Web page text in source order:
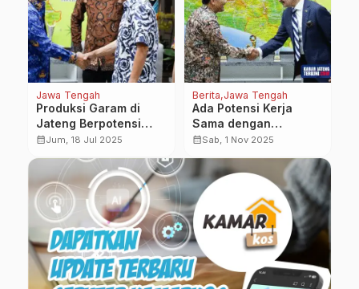
Jawa Tengah
Produksi Garam di
Jateng Berpotensi
Besar Dukung
Pemprov Siap
Kolaborasi dengan
Swasta
calendar_monthJum, 18 Jul 2025
Berita Jawa Tengah
Ada Potensi Kerja
Sama dengan
Pakistan, Mulai dari
Pendidikan Dokter
calendar_monthSab, 1 Nov 2025